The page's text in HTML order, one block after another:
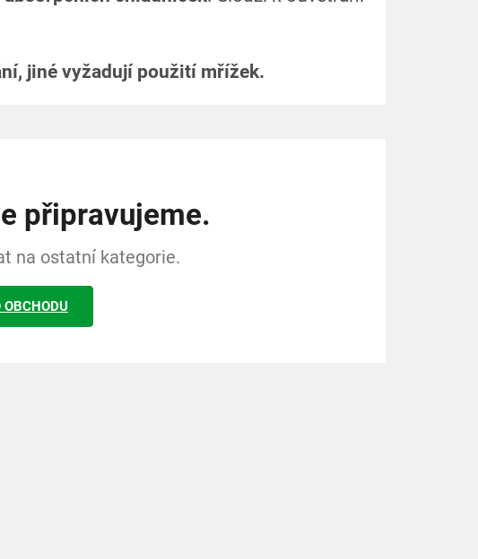
jiné vyžadují použití mřížek.
připravujeme.
na ostatní kategorie.
OBCHODU